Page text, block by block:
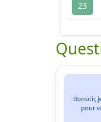
23
Bonsoir,
pour